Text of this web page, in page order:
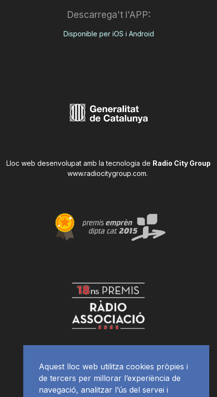
Descarrega't l'APP:
Disponible per iOS i Android
Lloc web desenvolupat amb la tecnologia de Radio City Group
www.radiocitygroup.com.
Aquest lloc web utilitza cookies pròpies i
de tercers per millorar l’experiència de
navegació, analitzar l’ús del servei i